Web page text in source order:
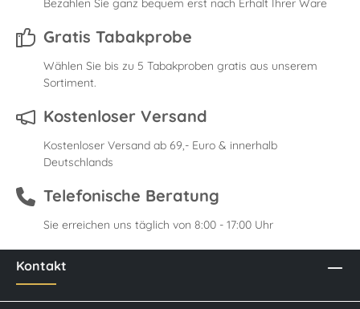
Bezahlen Sie ganz bequem erst nach Erhalt Ihrer Ware
Gratis Tabakprobe
Wählen Sie bis zu 5 Tabakproben gratis aus unserem
Sortiment.
Kostenloser Versand
Kostenloser Versand ab 69,- Euro & innerhalb
Deutschlands
Telefonische Beratung
Sie erreichen uns täglich von 8:00 - 17:00 Uhr
Kontakt